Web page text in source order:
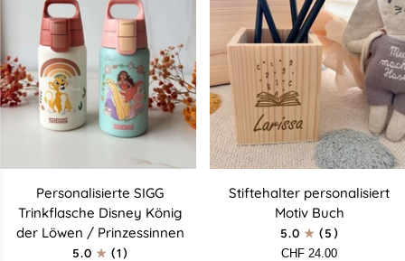
Personalisierte
SIGG
Trinkflasche
Personalisierte SIGG
Trinkflasche Disney König
der Löwen / Prinzessinnen
5.0
(1)
Stiftehalter
personalisiert
Stiftehalter personalisiert
Motiv Buch
5.0
(5)
CHF 24.00